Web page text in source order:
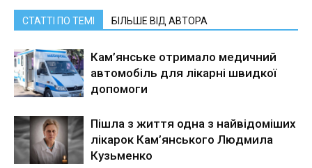
СТАТТІ ПО ТЕМІ БІЛЬШЕ ВІД АВТОРА
Кам’янське отримало медичний
автомобіль для лікарні швидкої
допомоги
Пішла з життя одна з найвідоміших
лікарок Кам’янського Людмила
Кузьменко